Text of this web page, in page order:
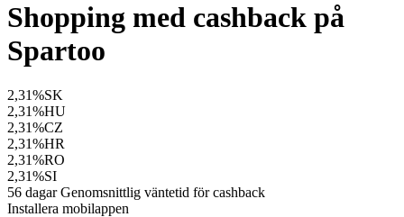
Shopping med cashback på
Spartoo
2,31%SK
2,31%HU
2,31%CZ
2,31%HR
2,31%RO
2,31%SI
56 dagar Genomsnittlig väntetid för cashback
Installera mobilappen